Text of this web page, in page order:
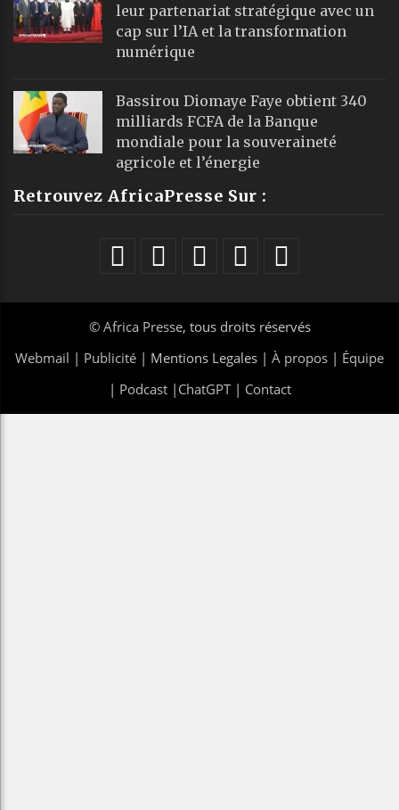
leur partenariat stratégique avec un
cap sur l’IA et la transformation
numérique
Bassirou Diomaye Faye obtient 340
milliards FCFA de la Banque
mondiale pour la souveraineté
agricole et l’énergie
Retrouvez AfricaPresse Sur :
© Africa Presse, tous droits réservés
Webmail | Publicité | Mentions Legales | À propos | Équipe
| Podcast| ChatGPT| Contact